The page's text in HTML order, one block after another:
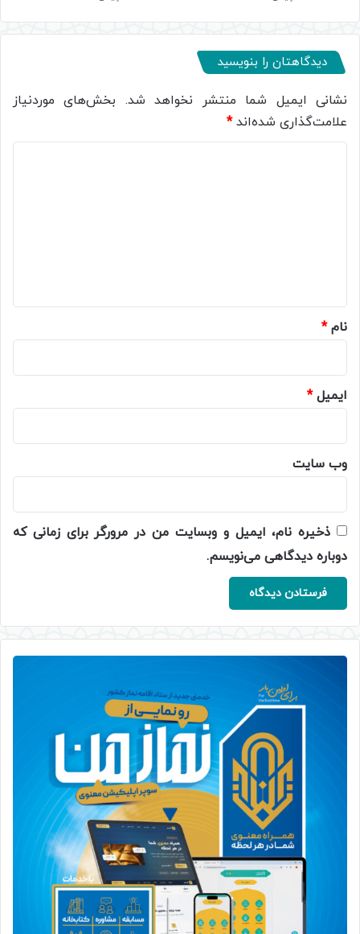
دیدگاهتان را بنویسید
نشانی ایمیل شما منتشر نخواهد شد. بخش‌های موردنیاز
علامت‌گذاری شده‌اند*
نام*
ایمیل*
وب‌ سایت
ذخیره نام، ایمیل و وبسایت من در مرورگر برای زمانی که
دوباره دیدگاهی می‌نویسم.